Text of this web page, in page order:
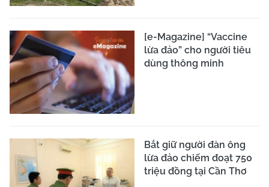
[e-Magazine] “Vaccine
lừa đảo” cho người tiêu
dùng thông minh
Bắt giữ người đàn ông
lừa đảo chiếm đoạt 750
triệu đồng tại Cần Thơ